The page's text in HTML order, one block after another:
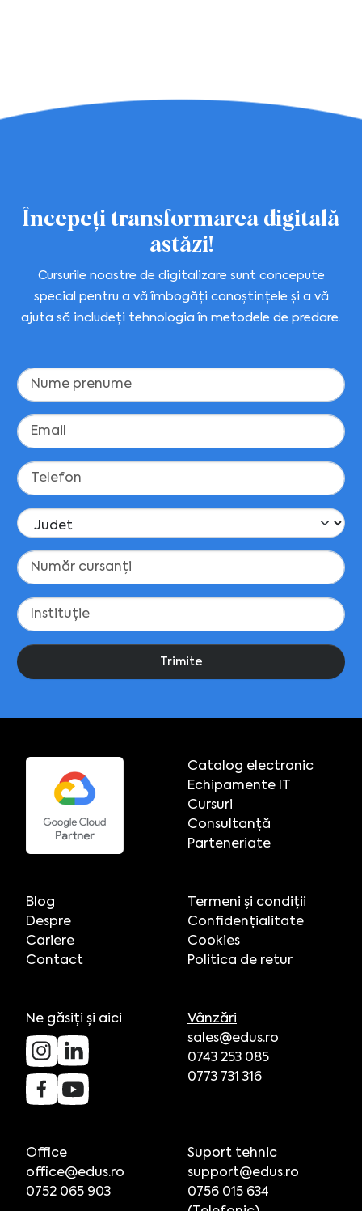
Începeți transformarea digitală
astăzi!
Cursurile noastre de digitalizare sunt concepute
special pentru a vă îmbogăți conoștințele și a vă
ajuta să includeți tehnologia în metodele de predare.
Trimite
Catalog electronic
Echipamente IT
Cursuri
Consultanță
Parteneriate
Blog
Despre
Cariere
Contact
Termeni și condiții
Confidențialitate
Cookies
Politica de retur
Ne găsiți și aici
Vânzări
sales@edus.ro
0743 253 085
0773 731 316
Office
office@edus.ro
0752 065 903
Suport tehnic
support@edus.ro
0756 015 634